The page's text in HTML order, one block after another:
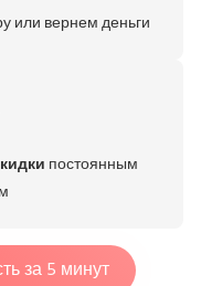
или вернем деньги
постоянным
за 5 минут